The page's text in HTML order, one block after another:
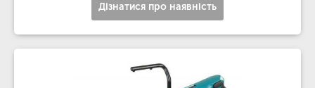
Дізнатися про наявність